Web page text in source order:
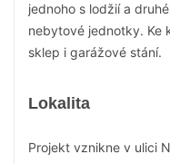
jednoho s lodžií a
nebytové jednotky. Ke
sklep i garážové stání.
Lokalita
Projekt vznikne v ulici